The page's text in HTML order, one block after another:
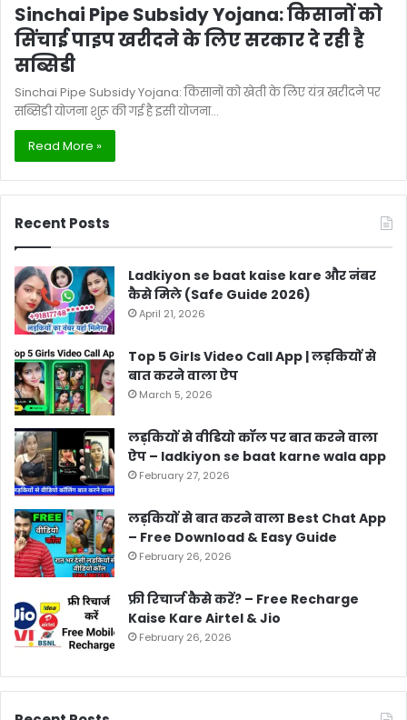
Sinchai Pipe Subsidy Yojana: किसानों को
सिंचाई पाइप खरीदने के लिए सरकार दे रही है
सब्सिडी
Sinchai Pipe Subsidy Yojana: किसानों को खेती के लिए यंत्र खरीदने पर
सब्सिडी योजना शुरू की गई है इसी योजना…
Read More »
Recent Posts
Ladkiyon se baat kaise kare और नंबर
कैसे मिले (Safe Guide 2026)
April 21, 2026
Top 5 Girls Video Call App | लड़कियों से
बात करने वाला ऐप
March 5, 2026
लड़कियों से वीडियो कॉल पर बात करने वाला
ऐप – ladkiyon se baat karne wala app
February 27, 2026
लड़कियों से बात करने वाला Best Chat App
– Free Download & Easy Guide
February 26, 2026
फ्री रिचार्ज कैसे करें? – Free Recharge
Kaise Kare Airtel & Jio
February 26, 2026